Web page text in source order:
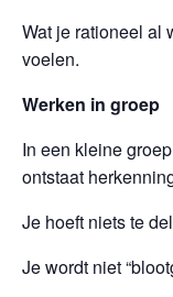
Wat je rationeel al
voelen.
Werken in groep
In een kleine
ontstaat
Je hoeft niets te
Je wordt niet